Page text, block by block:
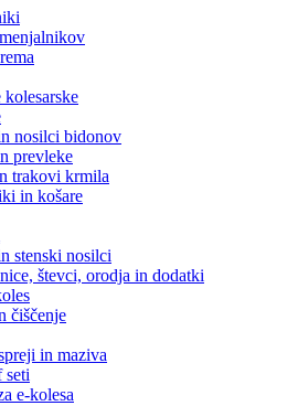
kolesarske
nosilci bidonov
prevleke
trakovi krmila
in košare
stenski nosilci
števci, orodja in dodatki
čiščenje
in maziva
seti
e-kolesa